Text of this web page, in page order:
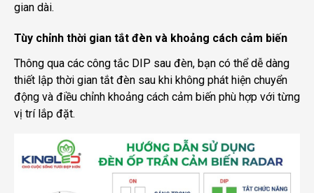
gian dài.
Tùy chỉnh thời gian tắt đèn và khoảng cách cảm biến
Thông qua các công tắc DIP sau đèn, bạn có thể dễ dàng
thiết lập thời gian tắt đèn sau khi không phát hiện chuyển
động và điều chỉnh khoảng cách cảm biến phù hợp với từng
vị trí lắp đặt.